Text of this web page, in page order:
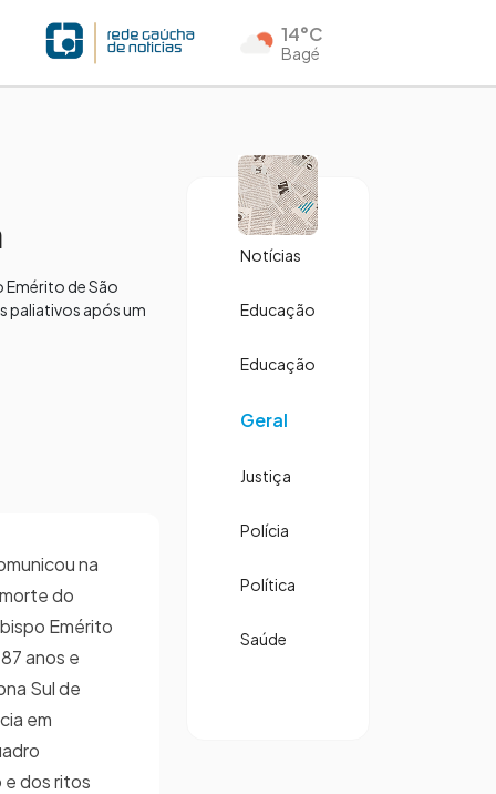
14°C
Bagé
Emérito de São
paliativos após um
na
do
Emérito
anos e
Sul de
em
e dos ritos
Notícias
Educação
Educação
Geral
Justiça
Polícia
Política
Saúde